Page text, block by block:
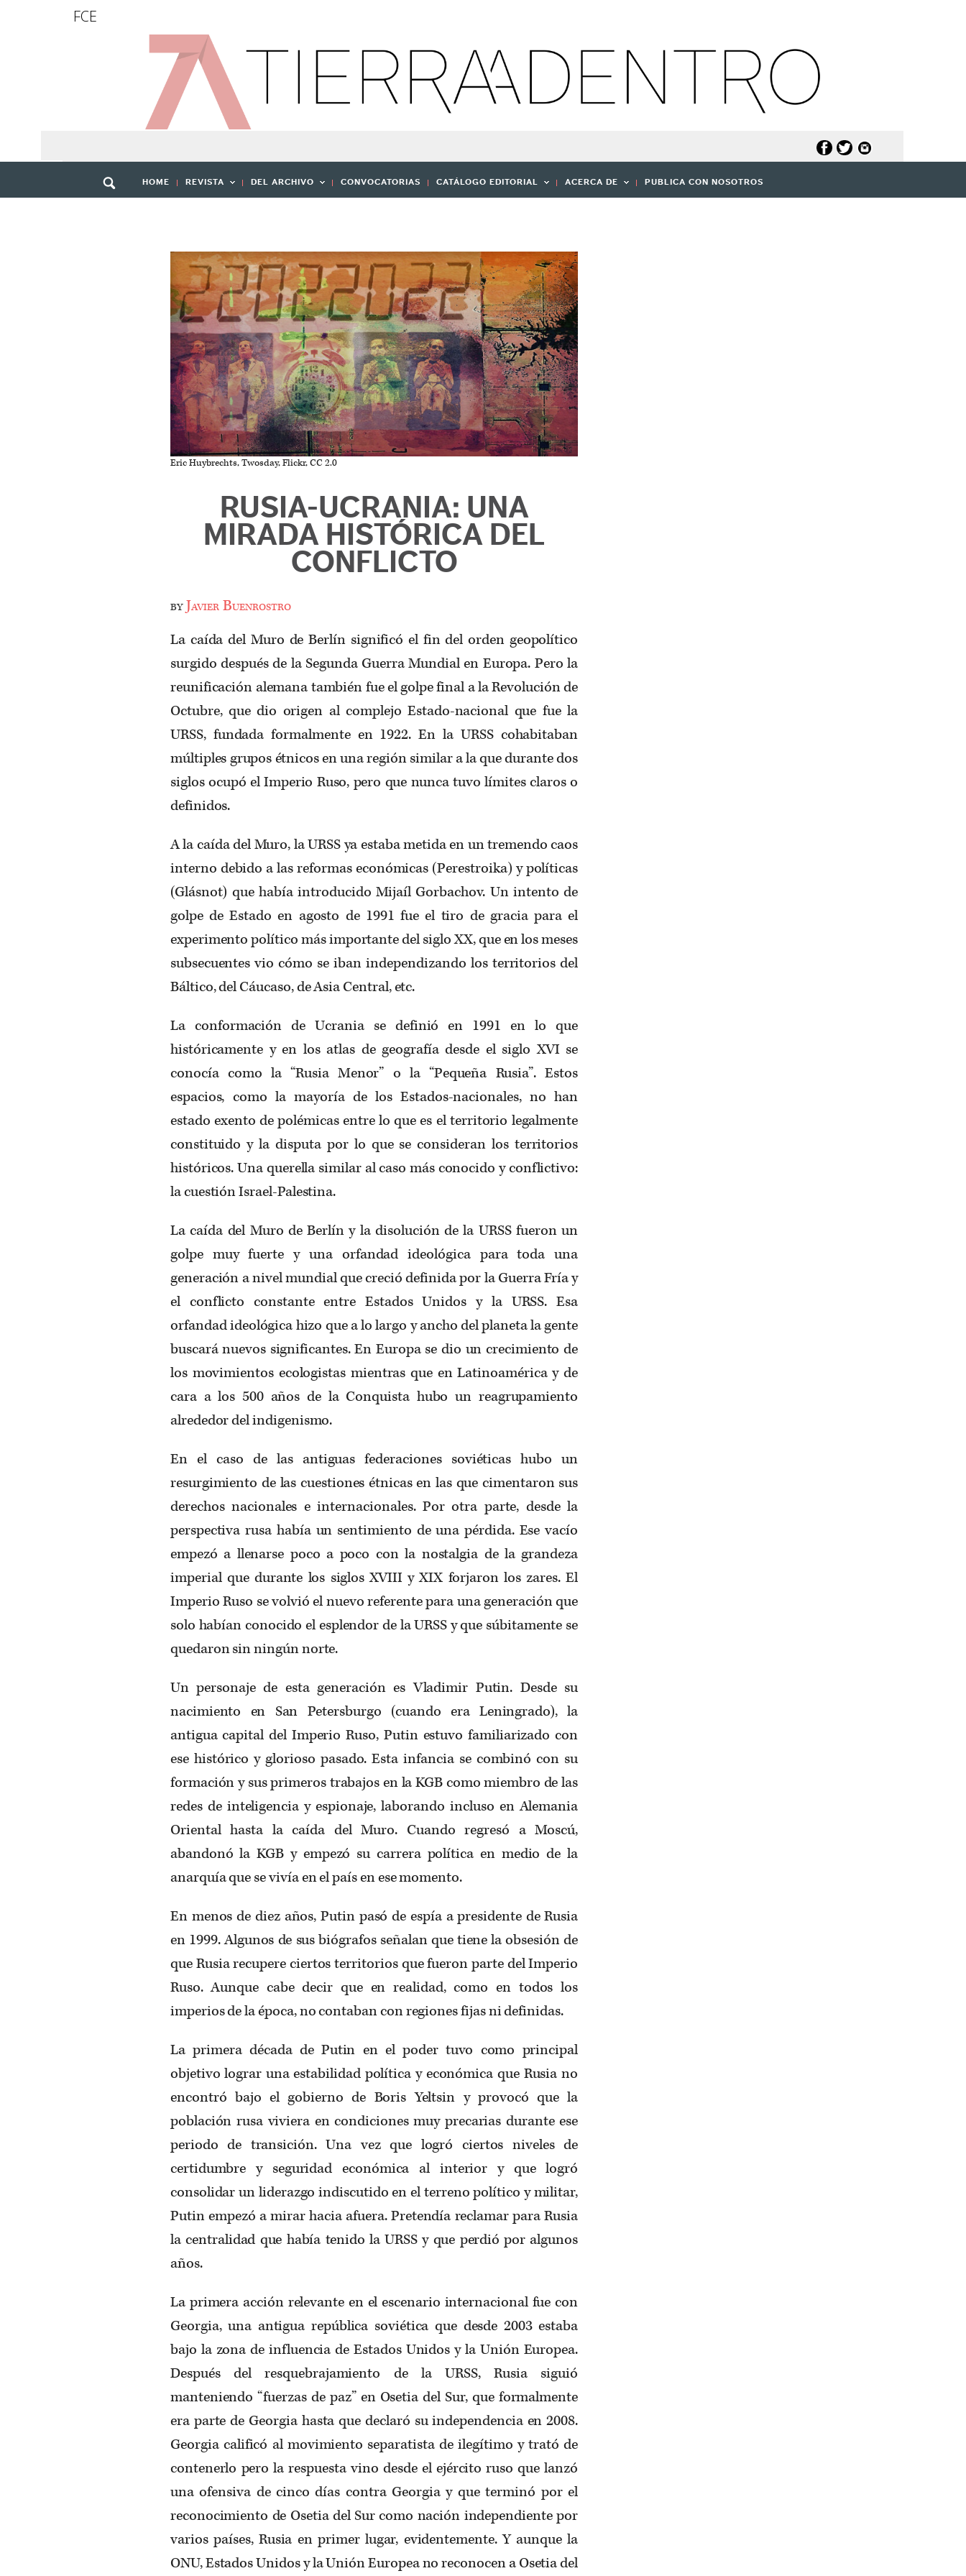
FCE
HOME REVISTA DEL ARCHIVO CONVOCATORIAS CATÁLOGO EDITORIAL ACERCA DE PUBLICA CON NOSOTROS
Eric Huybrechts, Twosday, Flickr, CC 2.0
RUSIA-UCRANIA: UNA
MIRADA HISTÓRICA DEL
CONFLICTO
byJavier Buenrostro
La caída del Muro de Berlín significó el fin del orden geopolítico
surgido después de la Segunda Guerra Mundial en Europa. Pero la
reunificación alemana también fue el golpe final a la Revolución de
Octubre, que dio origen al complejo Estado-nacional que fue la
URSS, fundada formalmente en 1922. En la URSS cohabitaban
múltiples grupos étnicos en una región similar a la que durante dos
siglos ocupó el Imperio Ruso, pero que nunca tuvo límites claros o
definidos.
A la caída del Muro, la URSS ya estaba metida en un tremendo caos
interno debido a las reformas económicas (Perestroika) y políticas
(Glásnot) que había introducido Mijaíl Gorbachov. Un intento de
golpe de Estado en agosto de 1991 fue el tiro de gracia para el
experimento político más importante del siglo XX, que en los meses
subsecuentes vio cómo se iban independizando los territorios del
Báltico, del Cáucaso, de Asia Central, etc.
La conformación de Ucrania se definió en 1991 en lo que
históricamente y en los atlas de geografía desde el siglo XVI se
conocía como la “Rusia Menor” o la “Pequeña Rusia”. Estos
espacios, como la mayoría de los Estados-nacionales, no han
estado exento de polémicas entre lo que es el territorio legalmente
constituido y la disputa por lo que se consideran los territorios
históricos. Una querella similar al caso más conocido y conflictivo:
la cuestión Israel-Palestina.
La caída del Muro de Berlín y la disolución de la URSS fueron un
golpe muy fuerte y una orfandad ideológica para toda una
generación a nivel mundial que creció definida por la Guerra Fría y
el conflicto constante entre Estados Unidos y la URSS. Esa
orfandad ideológica hizo que a lo largo y ancho del planeta la gente
buscará nuevos significantes. En Europa se dio un crecimiento de
los movimientos ecologistas mientras que en Latinoamérica y de
cara a los 500 años de la Conquista hubo un reagrupamiento
alrededor del indigenismo.
En el caso de las antiguas federaciones soviéticas hubo un
resurgimiento de las cuestiones étnicas en las que cimentaron sus
derechos nacionales e internacionales. Por otra parte, desde la
perspectiva rusa había un sentimiento de una pérdida. Ese vacío
empezó a llenarse poco a poco con la nostalgia de la grandeza
imperial que durante los siglos XVIII y XIX forjaron los zares. El
Imperio Ruso se volvió el nuevo referente para una generación que
solo habían conocido el esplendor de la URSS y que súbitamente se
quedaron sin ningún norte.
Un personaje de esta generación es Vladimir Putin. Desde su
nacimiento en San Petersburgo (cuando era Leningrado), la
antigua capital del Imperio Ruso, Putin estuvo familiarizado con
ese histórico y glorioso pasado. Esta infancia se combinó con su
formación y sus primeros trabajos en la KGB como miembro de las
redes de inteligencia y espionaje, laborando incluso en Alemania
Oriental hasta la caída del Muro. Cuando regresó a Moscú,
abandonó la KGB y empezó su carrera política en medio de la
anarquía que se vivía en el país en ese momento.
En menos de diez años, Putin pasó de espía a presidente de Rusia
en 1999. Algunos de sus biógrafos señalan que tiene la obsesión de
que Rusia recupere ciertos territorios que fueron parte del Imperio
Ruso. Aunque cabe decir que en realidad, como en todos los
imperios de la época, no contaban con regiones fijas ni definidas.
La primera década de Putin en el poder tuvo como principal
objetivo lograr una estabilidad política y económica que Rusia no
encontró bajo el gobierno de Boris Yeltsin y provocó que la
población rusa viviera en condiciones muy precarias durante ese
periodo de transición. Una vez que logró ciertos niveles de
certidumbre y seguridad económica al interior y que logró
consolidar un liderazgo indiscutido en el terreno político y militar,
Putin empezó a mirar hacia afuera. Pretendía reclamar para Rusia
la centralidad que había tenido la URSS y que perdió por algunos
años.
La primera acción relevante en el escenario internacional fue con
Georgia, una antigua república soviética que desde 2003 estaba
bajo la zona de influencia de Estados Unidos y la Unión Europea.
Después del resquebrajamiento de la URSS, Rusia siguió
manteniendo “fuerzas de paz” en Osetia del Sur, que formalmente
era parte de Georgia hasta que declaró su independencia en 2008.
Georgia calificó al movimiento separatista de ilegítimo y trató de
contenerlo pero la respuesta vino desde el ejército ruso que lanzó
una ofensiva de cinco días contra Georgia y que terminó por el
reconocimiento de Osetia del Sur como nación independiente por
varios países, Rusia en primer lugar, evidentemente. Y aunque la
ONU, Estados Unidos y la Unión Europea no reconocen a Osetia del